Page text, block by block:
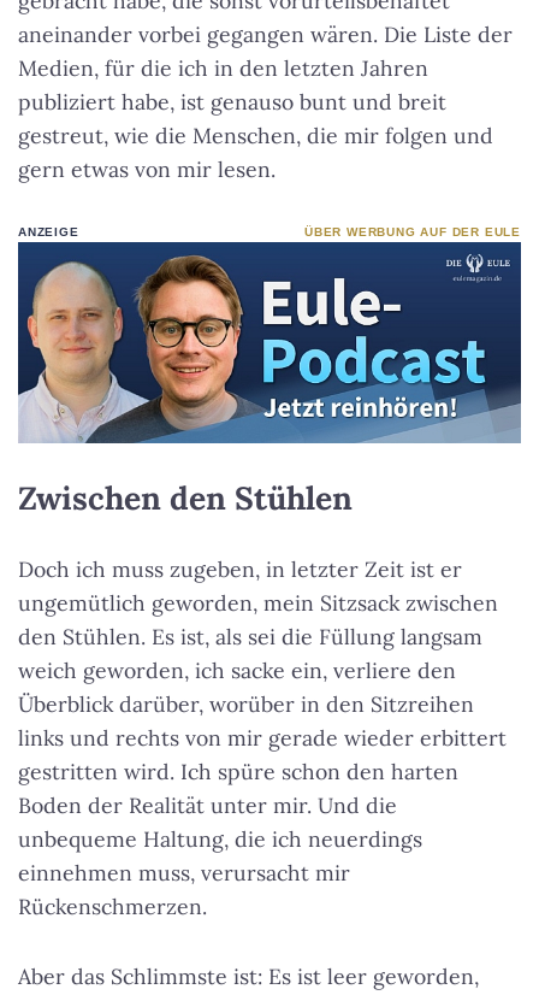
aneinander vorbei gegangen wären. Die Liste der
Medien, für die ich in den letzten Jahren
publiziert habe, ist genauso bunt und breit
gestreut, wie die Menschen, die mir folgen und
gern etwas von mir lesen.
ANZEIGE ÜBER WERBUNG AUF DER EULE
Zwischen den Stühlen
Doch ich muss zugeben, in letzter Zeit ist er
ungemütlich geworden, mein Sitzsack zwischen
den Stühlen. Es ist, als sei die Füllung langsam
weich geworden, ich sacke ein, verliere den
Überblick darüber, worüber in den Sitzreihen
links und rechts von mir gerade wieder erbittert
gestritten wird. Ich spüre schon den harten
Boden der Realität unter mir. Und die
unbequeme Haltung, die ich neuerdings
einnehmen muss, verursacht mir
Rückenschmerzen.
Aber das Schlimmste ist: Es ist leer geworden,